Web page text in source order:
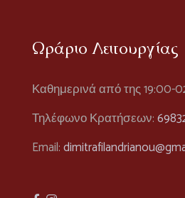
Ωράριο Λειτουργίας
Καθημερινά από της 19:00-
Τηλέφωνο Κρατήσεων:
Email: